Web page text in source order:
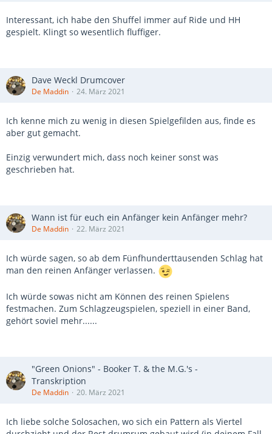
Interessant, ich habe den Shuffel immer auf Ride und HH
gespielt. Klingt so wesentlich fluffiger.
Dave Weckl Drumcover
De Maddin 24. März 2021
Ich kenne mich zu wenig in diesen Spielgefilden aus, finde es
aber gut gemacht.
Einzig verwundert mich, dass noch keiner sonst was
geschrieben hat.
Wann ist für euch ein Anfänger kein Anfänger mehr?
De Maddin 22. März 2021
Ich würde sagen, so ab dem Fünfhunderttausenden Schlag hat
man den reinen Anfänger verlassen.
Ich würde sowas nicht am Können des reinen Spielens
festmachen. Zum Schlagzeugspielen, speziell in einer Band,
gehört soviel mehr......
"Green Onions" - Booker T. & the M.G.'s -
Transkription
De Maddin 20. März 2021
Ich liebe solche Solosachen, wo sich ein Pattern als Viertel